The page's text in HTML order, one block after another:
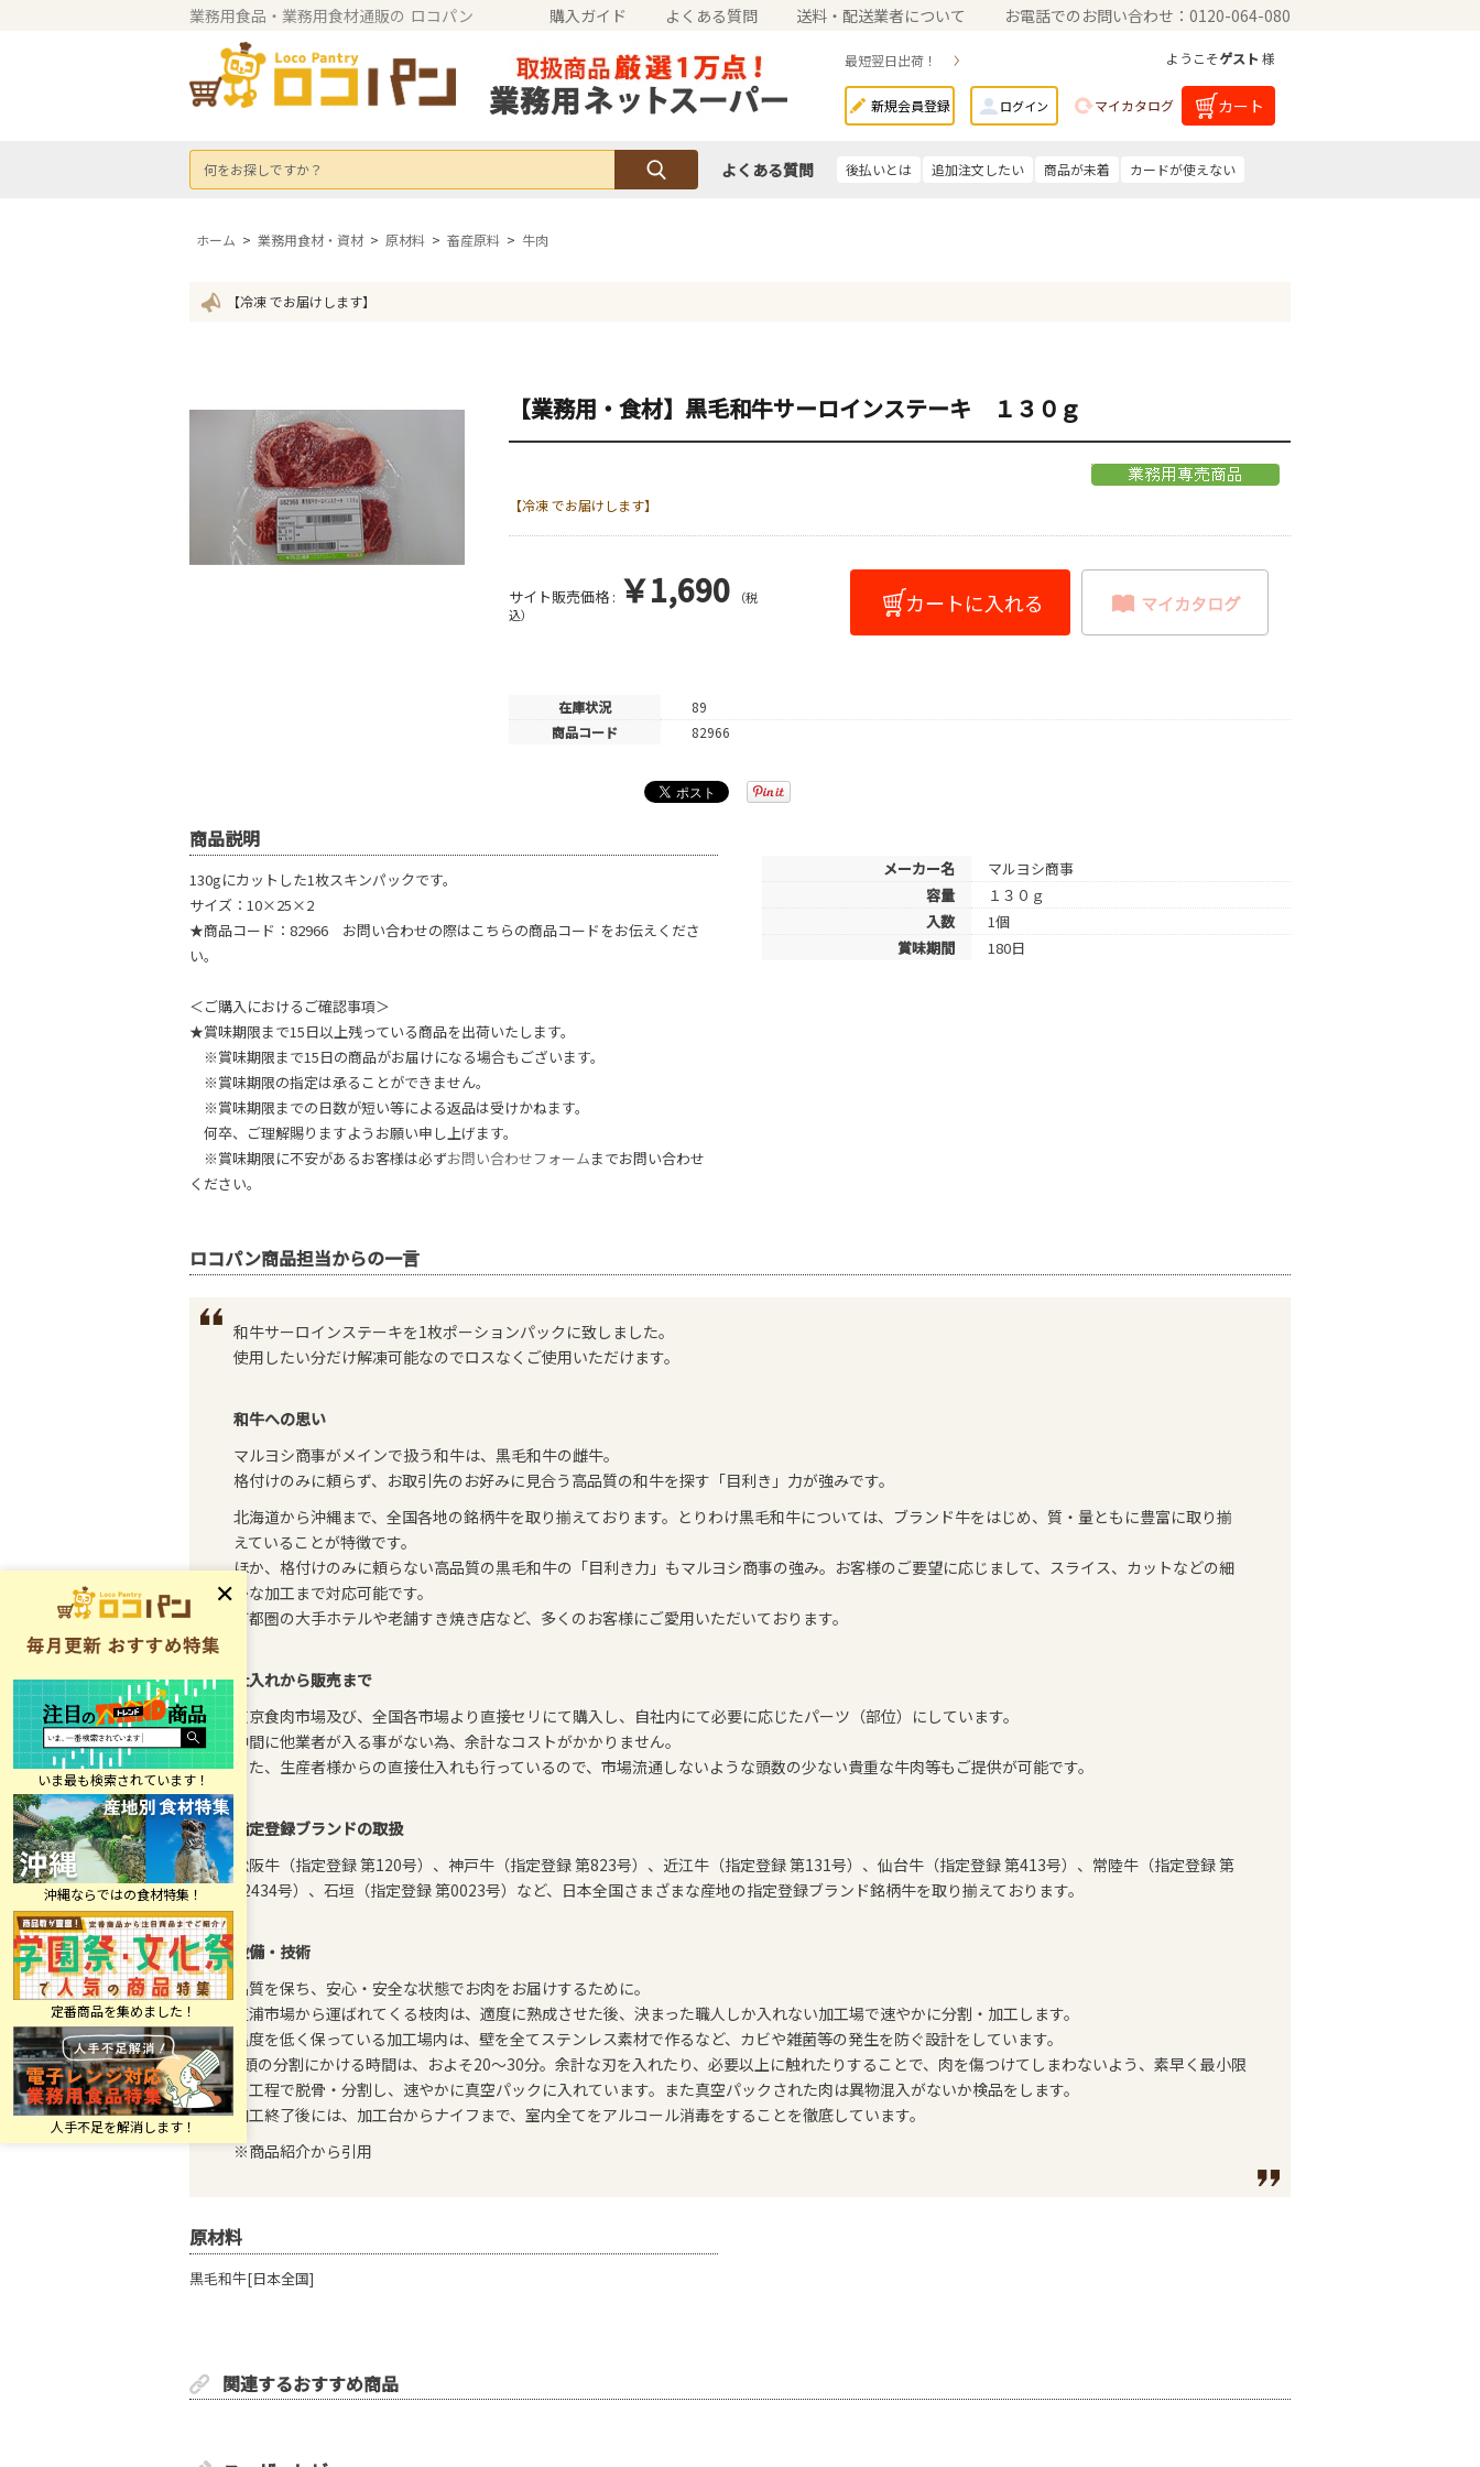
業務用食品・業務用食材通販の ロコパン 購入ガイド よくある質問 送料・配送業者について お電話でのお問い合わせ：0120-064-080
最短翌日出荷！ ようこそゲスト 様
新規会員登録 ログイン マイカタログ カート
何をお探しですか？ よくある質問 後払いとは 追加注文したい 商品が未着 カードが使えない
ホーム > 業務用食材・資材 > 原材料 > 畜産原料 > 牛肉
【冷凍 でお届けします】
【業務用・食材】黒毛和牛サーロインステーキ １３０ｇ
【冷凍 でお届けします】
サイト販売価格 : ￥1,690
（税
込）
在庫状況
89
商品コード
82966
商品説明
130gにカットした1枚スキンパックです。
サイズ：10×25×2
★商品コード：82966 お問い合わせの際はこちらの商品コードをお伝えくださ
い。
＜ご購入におけるご確認事項＞
★賞味期限まで15日以上残っている商品を出荷いたします。
※賞味期限まで15日の商品がお届けになる場合もございます。
※賞味期限の指定は承ることができません。
※賞味期限までの日数が短い等による返品は受けかねます。
何卒、ご理解賜りますようお願い申し上げます。
※賞味期限に不安があるお客様は必ずお問い合わせフォームまでお問い合わせ
ください。
メーカー名
マルヨシ商事
容量
１３０ｇ
入数
1個
賞味期間
180日
ロコパン商品担当からの一言
和牛サーロインステーキを1枚ポーションパックに致しました。
使用したい分だけ解凍可能なのでロスなくご使用いただけます。
和牛への思い
マルヨシ商事がメインで扱う和牛は、黒毛和牛の雌牛。
格付けのみに頼らず、お取引先のお好みに見合う高品質の和牛を探す「目利き」力が強みです。
北海道から沖縄まで、全国各地の銘柄牛を取り揃えております。とりわけ黒毛和牛については、ブランド牛をはじめ、質・量ともに豊富に取り揃
えていることが特徴です。
ほか、格付けのみに頼らない高品質の黒毛和牛の「目利き力」もマルヨシ商事の強み。お客様のご要望に応じまして、スライス、カットなどの細
かな加工まで対応可能です。
首都圏の大手ホテルや老舗すき焼き店など、多くのお客様にご愛用いただいております。
仕入れから販売まで
東京食肉市場及び、全国各市場より直接セリにて購入し、自社内にて必要に応じたパーツ（部位）にしています。
中間に他業者が入る事がない為、余計なコストがかかりません。
また、生産者様からの直接仕入れも行っているので、市場流通しないような頭数の少ない貴重な牛肉等もご提供が可能です。
指定登録ブランドの取扱
松阪牛（指定登録 第120号）、神戸牛（指定登録 第823号）、近江牛（指定登録 第131号）、仙台牛（指定登録 第413号）、常陸牛（指定登録 第
22434号）、石垣（指定登録 第0023号）など、日本全国さまざまな産地の指定登録ブランド銘柄牛を取り揃えております。
設備・技術
品質を保ち、安心・安全な状態でお肉をお届けするために。
芝浦市場から運ばれてくる枝肉は、適度に熟成させた後、決まった職人しか入れない加工場で速やかに分割・加工します。
温度を低く保っている加工場内は、壁を全てステンレス素材で作るなど、カビや雑菌等の発生を防ぐ設計をしています。
1頭の分割にかける時間は、およそ20〜30分。余計な刃を入れたり、必要以上に触れたりすることで、肉を傷つけてしまわないよう、素早く最小限
の工程で脱骨・分割し、速やかに真空パックに入れています。また真空パックされた肉は異物混入がないか検品をします。
加工終了後には、加工台からナイフまで、室内全てをアルコール消毒をすることを徹底しています。
※商品紹介から引用
原材料
黒毛和牛[日本全国]
関連するおすすめ商品